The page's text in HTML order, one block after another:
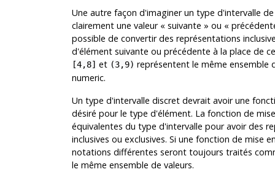
Une autre façon d'imaginer un type d'intervalle
clairement une valeur « suivante » ou «
possible de convertir des représentations
d'élément suivante ou précédente à la place de
[4,8] et (3,9) représentent le même ensemble
numeric.
Un type d'intervalle discret devrait avoir une
désiré pour le type d'élément. La fonction de
équivalentes du type d'intervalle pour avoir des
inclusives ou exclusives. Si une fonction de mise
notations différentes seront toujours traités
le même ensemble de valeurs.